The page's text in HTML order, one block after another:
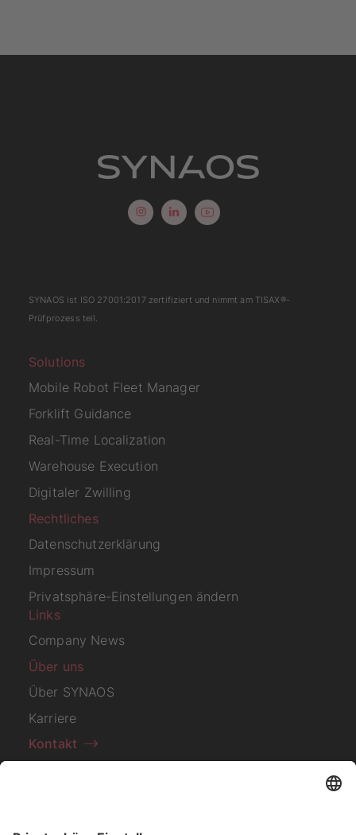
Solutions
Mobile Robot Fleet Manager
Forklift Guidance
Real-Time Localization
Warehouse Execution
Digitaler Zwilling
Rechtliches
Datenschutzerklärung
Impressum
Privatsphäre-Einstellungen ändern
Links
Company News
Über uns
Über SYNAOS
Karriere
Kontakt
SYNAOS ist ISO 27001:2017zertifiziert und nimmt am TISAX®-
Prüfprozess teil.